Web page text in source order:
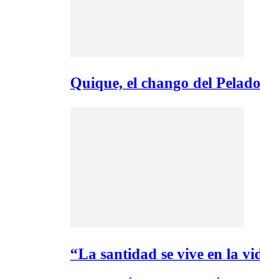
Quique, el chango del
“La santidad se vive en la